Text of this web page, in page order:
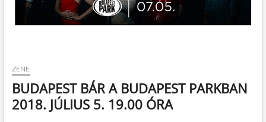
ZENE
BUDAPEST BÁR A BUDAPEST PARKBAN
2018. JÚLIUS 5. 19.00 ÓRA